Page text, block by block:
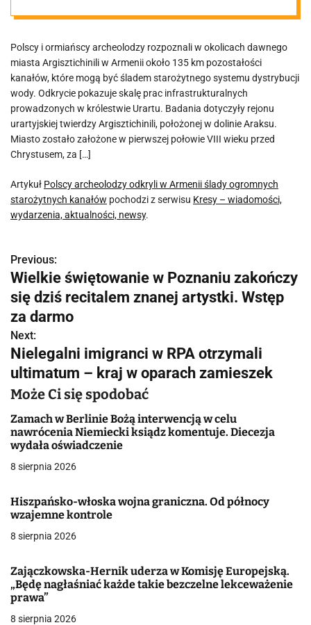
ogromnych
starożytnych
kanałów
Polscy i ormiańscy archeolodzy rozpoznali w okolicach dawnego
miasta Argisztichinili w Armenii około 135 km pozostałości
kanałów, które mogą być śladem starożytnego systemu dystrybucji
wody. Odkrycie pokazuje skalę prac infrastrukturalnych
prowadzonych w królestwie Urartu. Badania dotyczyły rejonu
urartyjskiej twierdzy Argisztichinili, położonej w dolinie Araksu.
Miasto zostało założone w pierwszej połowie VIII wieku przed
Chrystusem, za […]
Artykuł Polscy archeolodzy odkryli w Armenii ślady ogromnych
starożytnych kanałów pochodzi z serwisu Kresy – wiadomości,
wydarzenia, aktualności, newsy.
N
a
w
i
g
a
c
j
a
w
p
s
u
Previous:
Wielkie świętowanie w Poznaniu zakończy
się dziś recitalem znanej artystki. Wstęp
za darmo
Next:
Nielegalni imigranci w RPA otrzymali
ultimatum – kraj w oparach zamieszek
Może Ci się spodobać
Zamach w Berlinie Bożą interwencją w celu
nawrócenia Niemiecki ksiądz komentuje. Diecezja
wydała oświadczenie
8 sierpnia 2026
Hiszpańsko-włoska wojna graniczna. Od północy
wzajemne kontrole
8 sierpnia 2026
Zajączkowska-Hernik uderza w Komisję Europejską.
„Będę nagłaśniać każde takie bezczelne lekceważenie
prawa”
8 sierpnia 2026